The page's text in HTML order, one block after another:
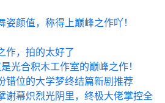
颜值，称得上巅峰之作吖！
作，拍的太好了
光合积木工作室的巅峰之作！
错位的大学梦终结篇新剧推荐
谢幕炽烈光阴里，终极大佬掌控全